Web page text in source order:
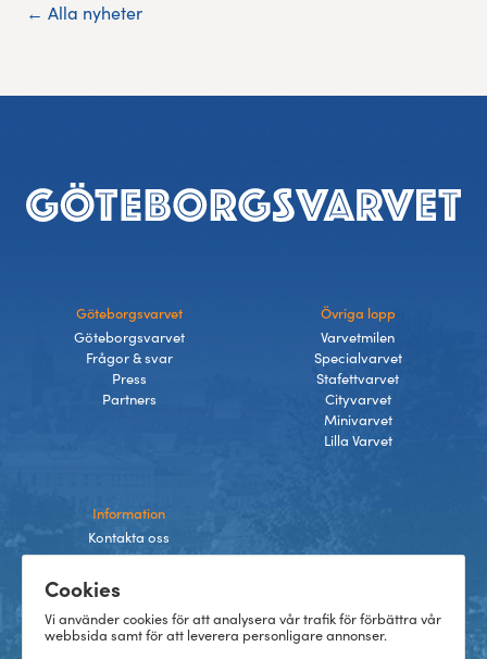
Cookies
Vi använder cookies för att analysera vår trafik för förbättra vår
webbsida samt för att leverera personligare annonser.
← Alla nyheter
Sidfot
Göteborgsvarvet
Göteborgsvarvet
Frågor & svar
Press
Partners
Övriga lopp
Varvetmilen
Specialvarvet
Stafettvarvet
Cityvarvet
Minivarvet
Lilla Varvet
Information
Kontakta oss
Villkor
Cookies